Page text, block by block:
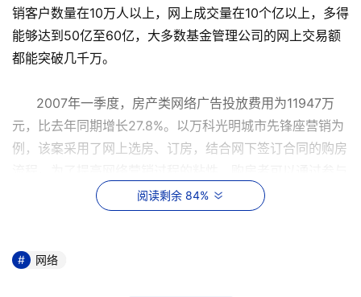
销客户数量在10万人以上，网上成交量在10个亿以上，多得
能够达到50亿至60亿，大多数基金管理公司的网上交易额
都能突破几千万。
2007年一季度，房产类网络广告投放费用为11947万
元，比去年同期增长27.8%。以万科光明城市先锋座营销为
例，该案采用了网上选房、订房，结合网下签订合同的购房
三款网络闯关游戏进行网络蓄水、赢取积分，购房时可以凭
借积分等有效信息获得相应的购房优惠。
B2B网络营销已经成为我国企业开展日常经营活动的基
阅读剩余 84%
网络